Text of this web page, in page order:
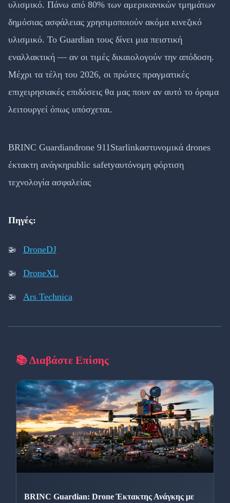
υλισμικό. Πάνω από 80% των αμερικανικών τμημάτων
δημόσιας ασφάλειας χρησιμοποιούν ακόμα κινεζικό
υλισμικό. Το Guardian τους δίνει μια πειστική
εναλλακτική — αν οι τιμές δικαιολογούν την απόδοση.
Μέχρι τα τέλη του 2026, οι πρώτες πραγματικές
επιχειρησιακές επιδόσεις θα μας πουν αν αυτό το όραμα
λειτουργεί όπως υπόσχεται.
BRINC Guardiandrone 911Starlinkαστυνομικά drones
έκτακτη ανάγκηpublic safetyαυτόνομη φόρτιση
τεχνολογία ασφαλείας
Πηγές:
DroneDJ
DroneXL
Ars Technica
📚 Διαβάστε Επίσης
BRINC Guardian: Drone Έκτακτης Ανάγκης με